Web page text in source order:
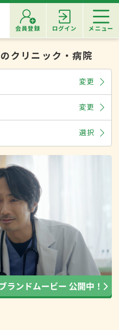
会員登録 ログイン メニュー
のクリニック・病院
変更
変更
選択